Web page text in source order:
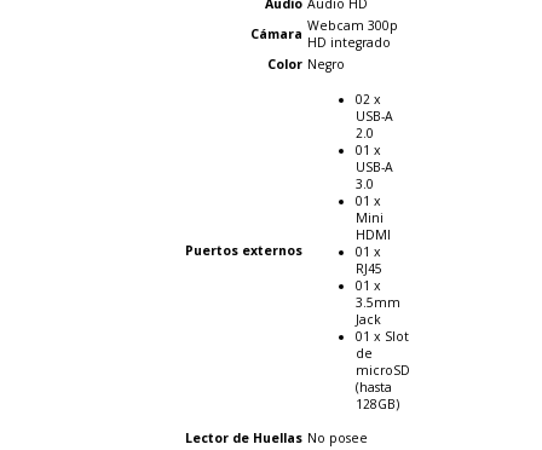
Audio Audio HD
Cámara Webcam 300p
HD integrado
Color Negro
Puertos externos
02 x
USB-A
2.0
01 x
USB-A
3.0
01 x
Mini
HDMI
01 x
RJ45
01 x
3.5mm
Jack
01 x Slot
de
microSD
(hasta
128GB)
Lector de Huellas No posee